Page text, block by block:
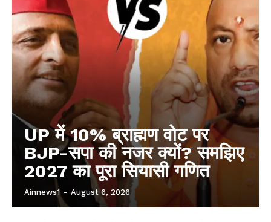
UP में 10% ब्राह्मण वोट पर
BJP-सपा की नजर क्यों? समझिए
2027 का पूरा सियासी गणित
Ainnews1 - August 6, 2026